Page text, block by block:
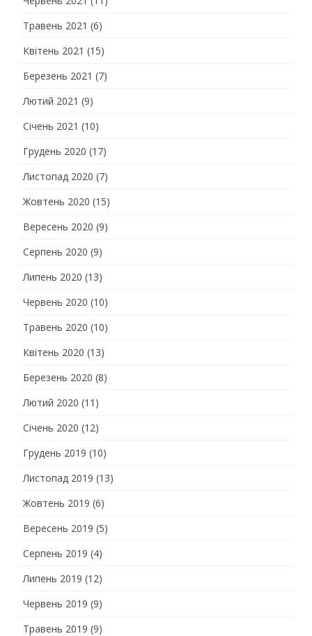
Травень 2021 (6)
Квітень 2021 (15)
Березень 2021 (7)
Лютий 2021 (9)
Січень 2021 (10)
Грудень 2020 (17)
Листопад 2020 (7)
Жовтень 2020 (15)
Вересень 2020 (9)
Серпень 2020 (9)
Липень 2020 (13)
Червень 2020 (10)
Травень 2020 (10)
Квітень 2020 (13)
Березень 2020 (8)
Лютий 2020 (11)
Січень 2020 (12)
Грудень 2019 (10)
Листопад 2019 (13)
Жовтень 2019 (6)
Вересень 2019 (5)
Серпень 2019 (4)
Липень 2019 (12)
Червень 2019 (9)
Травень 2019 (9)